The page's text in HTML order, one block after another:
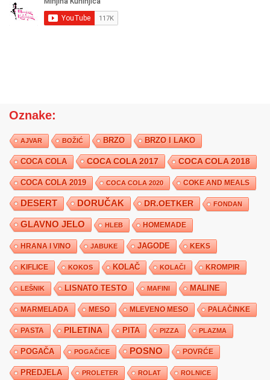
Oznake:
AJVAR BOŽIĆ BRZO BRZO I LAKO
COCA COLA COCA COLA 2017 COCA COLA 2018
COCA COLA 2019 COCA COLA 2020 COKE AND MEALS
DESERT DORUČAK DR.OETKER FONDAN
GLAVNO JELO HLEB HOMEMADE
HRANA I VINO JABUKE JAGODE KEKS
KIFLICE KOKOS KOLAČ KOLAČI KROMPIR
LEŠNIK LISNATO TESTO MAFINI MALINE
MARMELADA MESO MLEVENO MESO PALAČINKE
PASTA PILETINA PITA PIZZA PLAZMA
POGAČA POGAČICE POSNO POVRĆE
PREDJELA PROLETER ROLAT ROLNICE